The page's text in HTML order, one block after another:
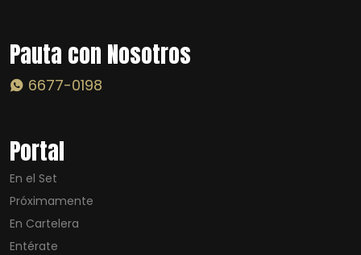
Pauta con Nosotros
6677-0198
Portal
En el Set
Próximamente
En Cartelera
Entérate